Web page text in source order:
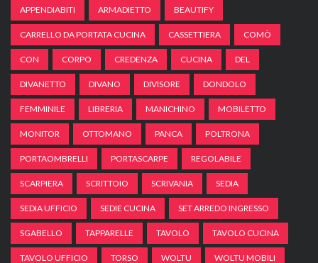
APPENDIABITI ARMADIETTO BEAUTIFY
CARRELLO DA PORTATA CUCINA CASSETTIERA COMÒ
CON CORPO CREDENZA CUCINA DEL
DIVANETTO DIVANO DIVISORE DONDOLO
FEMMINILE LIBRERIA MANICHINO MOBILETTO
MONITOR OTTOMANO PANCA POLTRONA
PORTAOMBRELLI PORTASCARPE REGOLABILE
SCARPIERA SCRITTOIO SCRIVANIA SEDIA
SEDIA UFFICIO SEDIE CUCINA SET ARREDO INGRESSO
SGABELLO TAPPARELLE TAVOLO TAVOLO CUCINA
TAVOLO UFFICIO TORSO WOLTU WOLTU MOBILI